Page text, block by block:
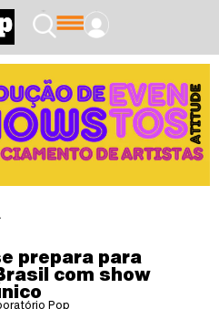
prepara para
com show
Pop